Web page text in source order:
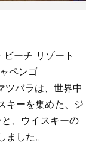
ーチ リゾート
ペンゴ
ツバラは、世界中
キーを集めた、ジ
、ウイスキーの
した。